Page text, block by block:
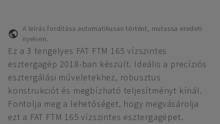
A leírás fordítása automatikusan történt, mutassa eredeti
nyelven.
Ez a 3 tengelyes FAT FTM 165 vízszintes
esztergagép 2018-ban készült. Ideális a precíziós
esztergálási műveletekhez, robusztus
konstrukciót és megbízható teljesítményt kínál.
Fontolja meg a lehetőséget, hogy megvásárolja
ezt a FAT FTM 165 vízszintes esztergagépet.